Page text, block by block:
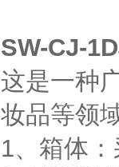
SW-CJ-
这是一种广
妆品等领
1、箱体